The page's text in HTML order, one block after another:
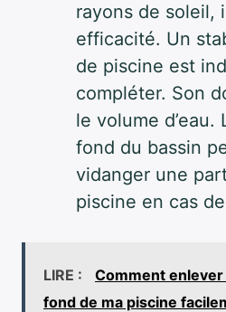
rayons de soleil,
efficacité. Un
de piscine est
compléter. Son
le volume d’eau.
fond du bassin
vidanger une
piscine en cas
LIRE :
Comment
fond de ma piscine